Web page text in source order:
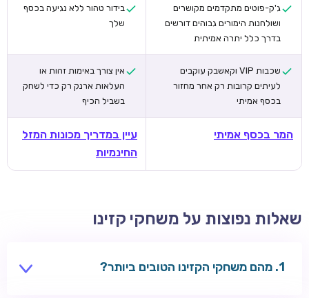
ג'ק-פוטים מתקדמים מקושרים
ושולחנות הימורים גבוהים דורשים
בדרך כלל יתרה אמיתית
בידור טהור ללא נגיעה בכסף
שלך
שכבות VIP וקאשבק עוקבים
לעיתים קרובות רק אחר מחזור
בכסף אמיתי
אין צורך באימות זהות או
העלאות ארנק רק כדי לשחק
בשביל הכיף
המר בכסף אמיתי
עיין במדריך מכונות המזל
החינמיות
שאלות נפוצות על משחקי קזינו
מהם משחקי הקזינו הטובים ביותר?